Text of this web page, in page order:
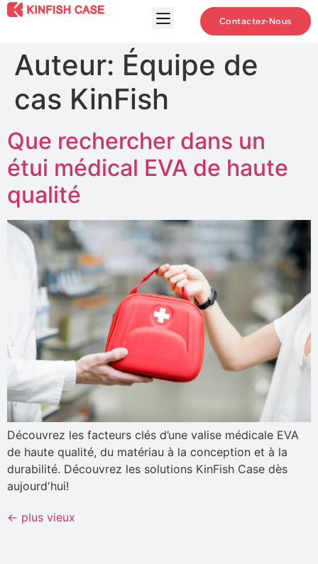
Contactez-Nous
Auteur: Équipe de
cas KinFish
Que rechercher dans un
étui médical EVA de haute
qualité
Découvrez les facteurs clés d’une valise médicale EVA
de haute qualité, du matériau à la conception et à la
durabilité. Découvrez les solutions KinFish Case dès
aujourd'hui!
← plus vieux